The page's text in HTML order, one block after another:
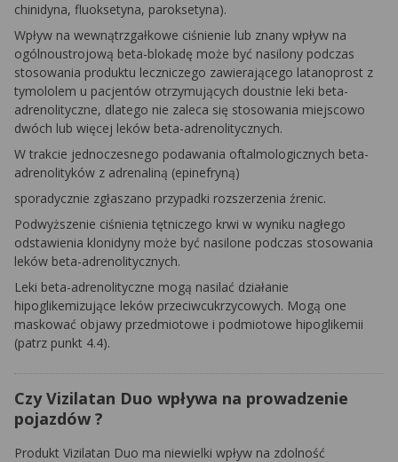
chinidyna, fluoksetyna, paroksetyna).
Wpływ na wewnątrzgałkowe ciśnienie lub znany wpływ na
ogólnoustrojową beta-blokadę może być nasilony podczas
stosowania produktu leczniczego zawierającego latanoprost z
tymololem u pacjentów otrzymujących doustnie leki beta-
adrenolityczne, dlatego nie zaleca się stosowania miejscowo
dwóch lub więcej leków beta-adrenolitycznych.
W trakcie jednoczesnego podawania oftalmologicznych beta-
adrenolityków z adrenaliną (epinefryną)
sporadycznie zgłaszano przypadki rozszerzenia źrenic.
Podwyższenie ciśnienia tętniczego krwi w wyniku nagłego
odstawienia klonidyny może być nasilone podczas stosowania
leków beta-adrenolitycznych.
Leki beta-adrenolityczne mogą nasilać działanie
hipoglikemizujące leków przeciwcukrzycowych. Mogą one
maskować objawy przedmiotowe i podmiotowe hipoglikemii
(patrz punkt 4.4).
Czy Vizilatan Duo wpływa na prowadzenie
pojazdów ?
Produkt Vizilatan Duo ma niewielki wpływ na zdolność